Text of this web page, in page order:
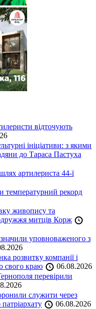
відточують
ініціативи: з якими
до Тараса Пастуха
артилериста 44-ї
температурний рекорд
живопису та
митців Корж
уповноваженого з
розвитку компанії і
свого краю
06.08.2026
перевірили
служити через
06.08.2026